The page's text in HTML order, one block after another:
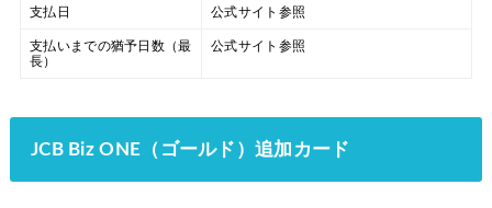
支払日 公式サイト参照
支払いまでの猶予日数（最
長）
公式サイト参照
JCB Biz ONE（ゴールド）追加カード